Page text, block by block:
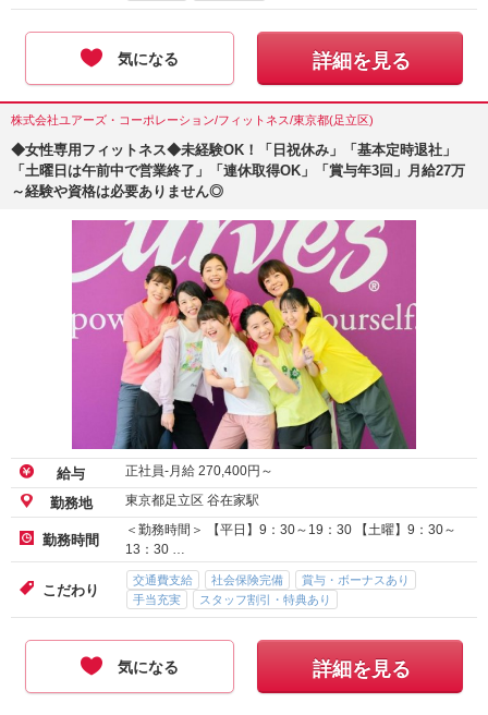
気になる 詳細を見る
株式会社ユアーズ・コーポレーション/フィットネス/東京都(足立区)
◆女性専用フィットネス◆未経験OK！「日祝休み」「基本定時退社」
「土曜日は午前中で営業終了」「連休取得OK」「賞与年3回」月給27万
～経験や資格は必要ありません◎
給与 正社員-月給 270,400円～
勤務地 東京都足立区 谷在家駅
勤務時間
＜勤務時間＞ 【平日】9：30～19：30 【土曜】9：30～
13：30 …
こだわり
交通費支給 社会保険完備
賞与・ボーナスあり
手当充実
スタッフ割引・特典あり
気になる 詳細を見る